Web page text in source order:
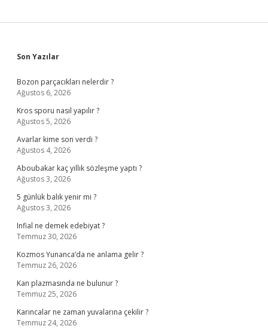
Sidebar
Son Yazılar
Bozon parçacıkları nelerdir ?
Ağustos 6, 2026
Kros sporu nasıl yapılır ?
Ağustos 5, 2026
Avarlar kime son verdi ?
Ağustos 4, 2026
Aboubakar kaç yıllık sözleşme yaptı ?
Ağustos 3, 2026
5 günlük balık yenir mi ?
Ağustos 3, 2026
Infial ne demek edebiyat ?
Temmuz 30, 2026
Kozmos Yunanca’da ne anlama gelir ?
Temmuz 26, 2026
Kan plazmasında ne bulunur ?
Temmuz 25, 2026
Karıncalar ne zaman yuvalarına çekilir ?
Temmuz 24, 2026